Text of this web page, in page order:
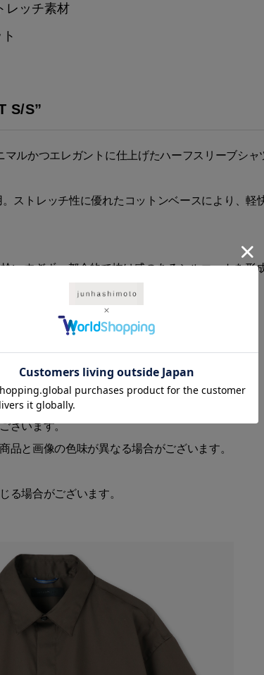
レッチ素材
S/S”
ルかつエレガントに仕上げたハーフスリーブシャ
ストレッチ性に優れたコットンベースにより、
いすぎず、都会的で抜け感のあるシルエットを
ャツ。
ざいます。
と画像の色味が異なる場合がございます。
る場合がございます。